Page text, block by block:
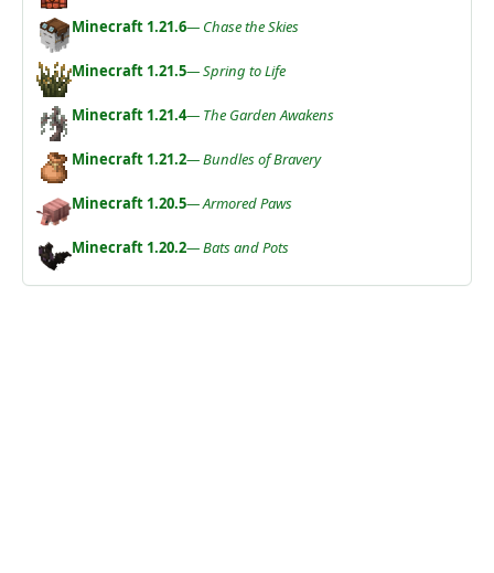
Minecraft 1.21.6— Chase the Skies
Minecraft 1.21.5— Spring to Life
Minecraft 1.21.4— The Garden Awakens
Minecraft 1.21.2— Bundles of Bravery
Minecraft 1.20.5— Armored Paws
Minecraft 1.20.2— Bats and Pots